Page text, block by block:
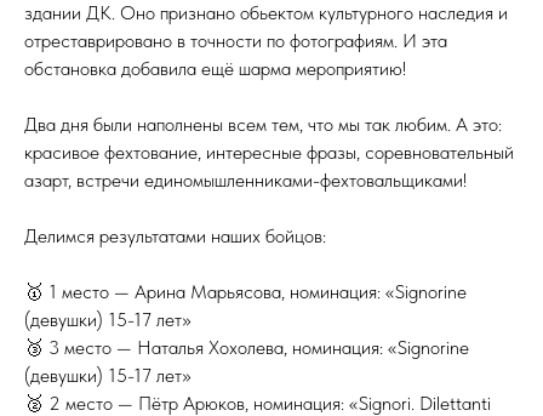
здании ДК. Оно признано обьектом культурного наследия и
отреставрировано в точности по фотографиям. И эта
обстановка добавила ещё шарма мероприятию!
Два дня были наполнены всем тем, что мы так любим. А это:
красивое фехтование, интересные фразы, соревновательный
азарт, встречи единомышленниками-фехтовальщиками!
Делимся результатами наших бойцов:
🥇 1 место — Арина Марьясова, номинация: «Signorine
(девушки) 15-17 лет»
🥉 3 место — Наталья Хохолева, номинация: «Signorine
(девушки) 15-17 лет»
🥈 2 место — Пётр Арюков, номинация: «Signori. Dilettanti